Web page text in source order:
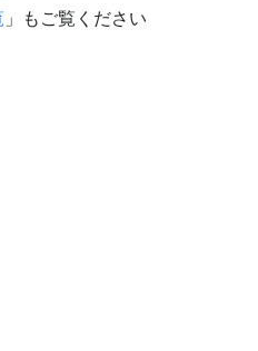
」もご覧ください